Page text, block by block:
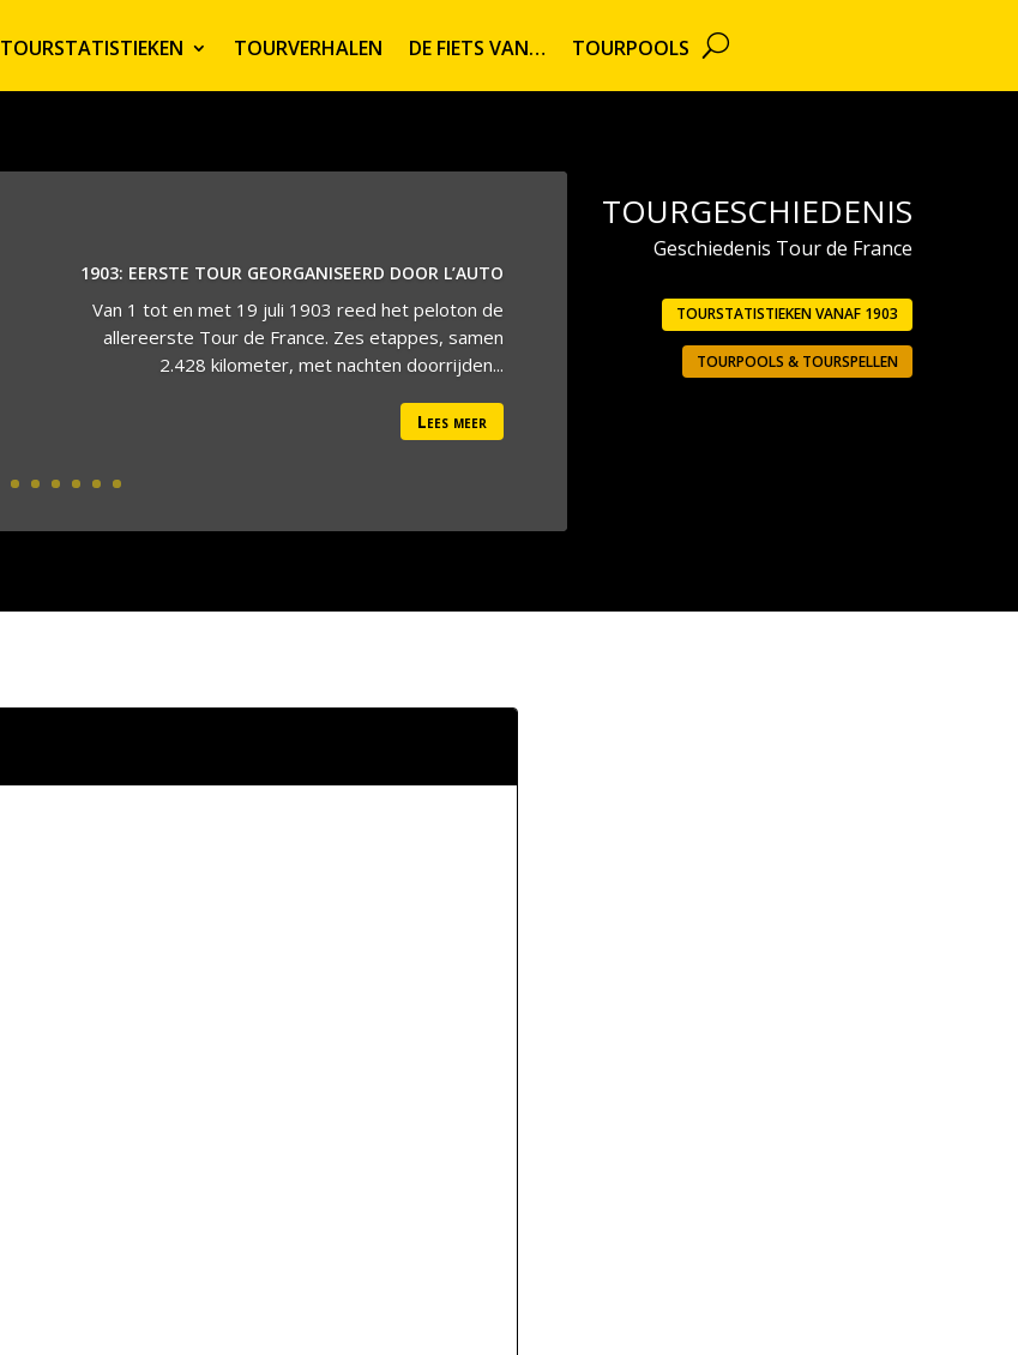
TOURSTATISTIEKEN TOURVERHALEN DE FIETS VAN… TOURPOOLS
1903: EERSTE TOUR GEORGANISEERD DOOR L’AUTO
Van 1 tot en met 19 juli 1903 reed het peloton de
allereerste Tour de France. Zes etappes, samen
2.428 kilometer, met nachten doorrijden...
Lees meer
TOURGESCHIEDENIS
Geschiedenis Tour de France
TOURSTATISTIEKEN VANAF 1903
TOURPOOLS & TOURSPELLEN